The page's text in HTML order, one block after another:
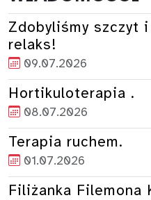
Zdobyliśmy szczyt
relaks!
09.07.2026
Hortikuloterapia .
08.07.2026
Terapia ruchem.
01.07.2026
Filiżanka Filemona